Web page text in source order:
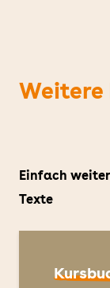
Einfach
Texte